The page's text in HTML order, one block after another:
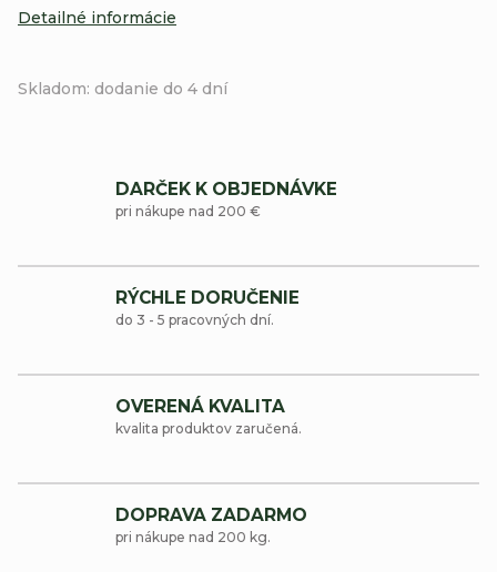
Skladom: dodanie do 4 dní
Detailné informácie
DARČEK K OBJEDNÁVKE
pri nákupe nad 200 €
RÝCHLE DORUČENIE
do 3 - 5 pracovných dní.
OVERENÁ KVALITA
kvalita produktov zaručená.
DOPRAVA ZADARMO
pri nákupe nad 200 kg.